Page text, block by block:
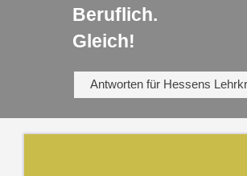
Beruflich.
Gleich!
Antworten für Hessens